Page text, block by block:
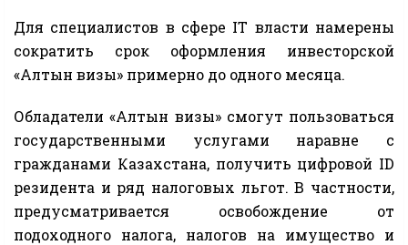
Для специалистов в сфере IT власти намерены
сократить срок оформления инвесторской
«Алтын визы» примерно до одного месяца.
Обладатели «Алтын визы» смогут пользоваться
государственными услугами наравне с
гражданами Казахстана, получить цифровой ID
резидента и ряд налоговых льгот. В частности,
предусматривается освобождение от
подоходного налога, налогов на имущество и